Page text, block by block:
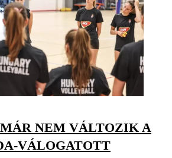
NEM VÁLTOZIK A
VÁLOGATOTT